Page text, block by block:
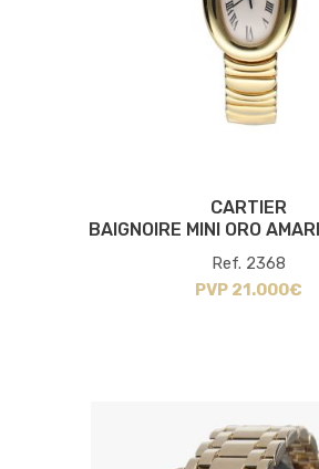
CARTIER
BAIGNOIRE MINI ORO
Ref. 2368
PVP 21.000€